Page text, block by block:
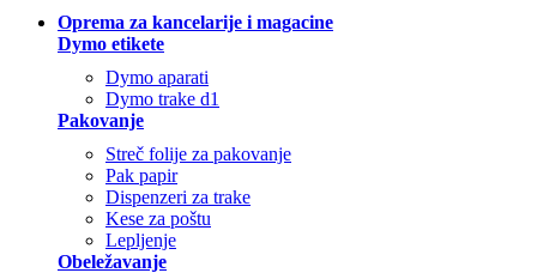
Oprema za kancelarije i magacine
Dymo etikete
Dymo aparati
Dymo trake d1
Pakovanje
Streč folije za pakovanje
Pak papir
Dispenzeri za trake
Kese za poštu
Lepljenje
Obeležavanje